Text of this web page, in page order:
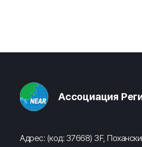
Ассоциация
Адрес: (код: 37668) 3F,